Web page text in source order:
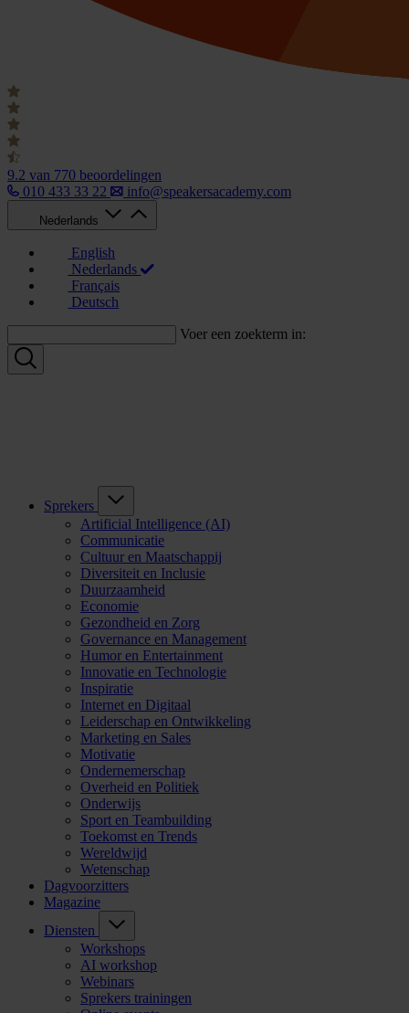
9.2 van 770 beoordelingen
010 433 33 22
info@speakersacademy.com
Nederlands
English
Nederlands
Français
Deutsch
Voer een zoekterm in:
Sprekers
Artificial Intelligence (AI)
Communicatie
Cultuur en Maatschappij
Diversiteit en Inclusie
Duurzaamheid
Economie
Gezondheid en Zorg
Governance en Management
Humor en Entertainment
Innovatie en Technologie
Inspiratie
Internet en Digitaal
Leiderschap en Ontwikkeling
Marketing en Sales
Motivatie
Ondernemerschap
Overheid en Politiek
Onderwijs
Sport en Teambuilding
Toekomst en Trends
Wereldwijd
Wetenschap
Dagvoorzitters
Magazine
Diensten
Workshops
AI workshop
Webinars
Sprekers trainingen